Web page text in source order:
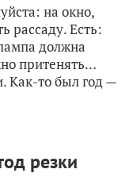
на окно,
рассаду. Есть:
должна
притенять…
Как-то был год —
резки